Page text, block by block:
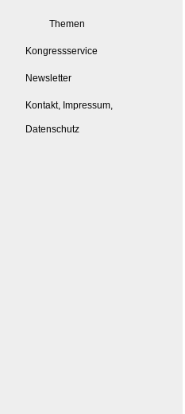
Themen
Kongressservice
Newsletter
Kontakt, Impressum,
Datenschutz